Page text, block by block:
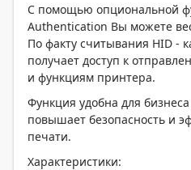
С помощью опциональной
Authentication Вы можете
По факту считывания HID -
получает доступ к
и функциям принтера.
Функция удобна для
повышает безопасность и
печати.
Характеристики: